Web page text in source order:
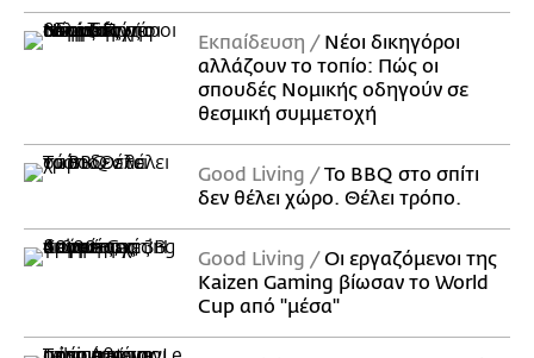
Εκπαίδευση
Νέοι δικηγόροι
αλλάζουν το τοπίο: Πώς οι
σπουδές Νομικής οδηγούν σε
θεσμική συμμετοχή
Good Living
Το BBQ στο σπίτι
δεν θέλει χώρο. Θέλει τρόπο.
Good Living
Οι εργαζόμενοι της
Kaizen Gaming βίωσαν το World
Cup από "μέσα"